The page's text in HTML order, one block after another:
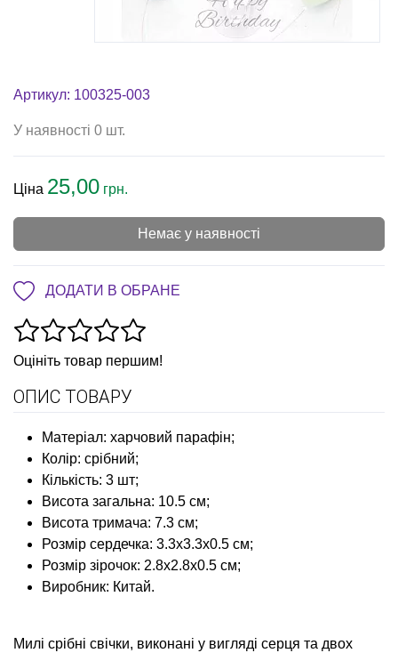
Артикул: 100325-003
У наявності 0 шт.
Ціна 25,00 грн.
Немає у наявності
ДОДАТИ В ОБРАНЕ
Оцініть товар першим!
ОПИС ТОВАРУ
Матеріал: харчовий парафін;
Колір: срібний;
Кількість: 3 шт;
Висота загальна: 10.5 см;
Висота тримача: 7.3 см;
Розмір сердечка: 3.3х3.3х0.5 см;
Розмір зірочок: 2.8х2.8х0.5 см;
Виробник: Китай.
Милі срібні свічки, виконані у вигляді серця та двох